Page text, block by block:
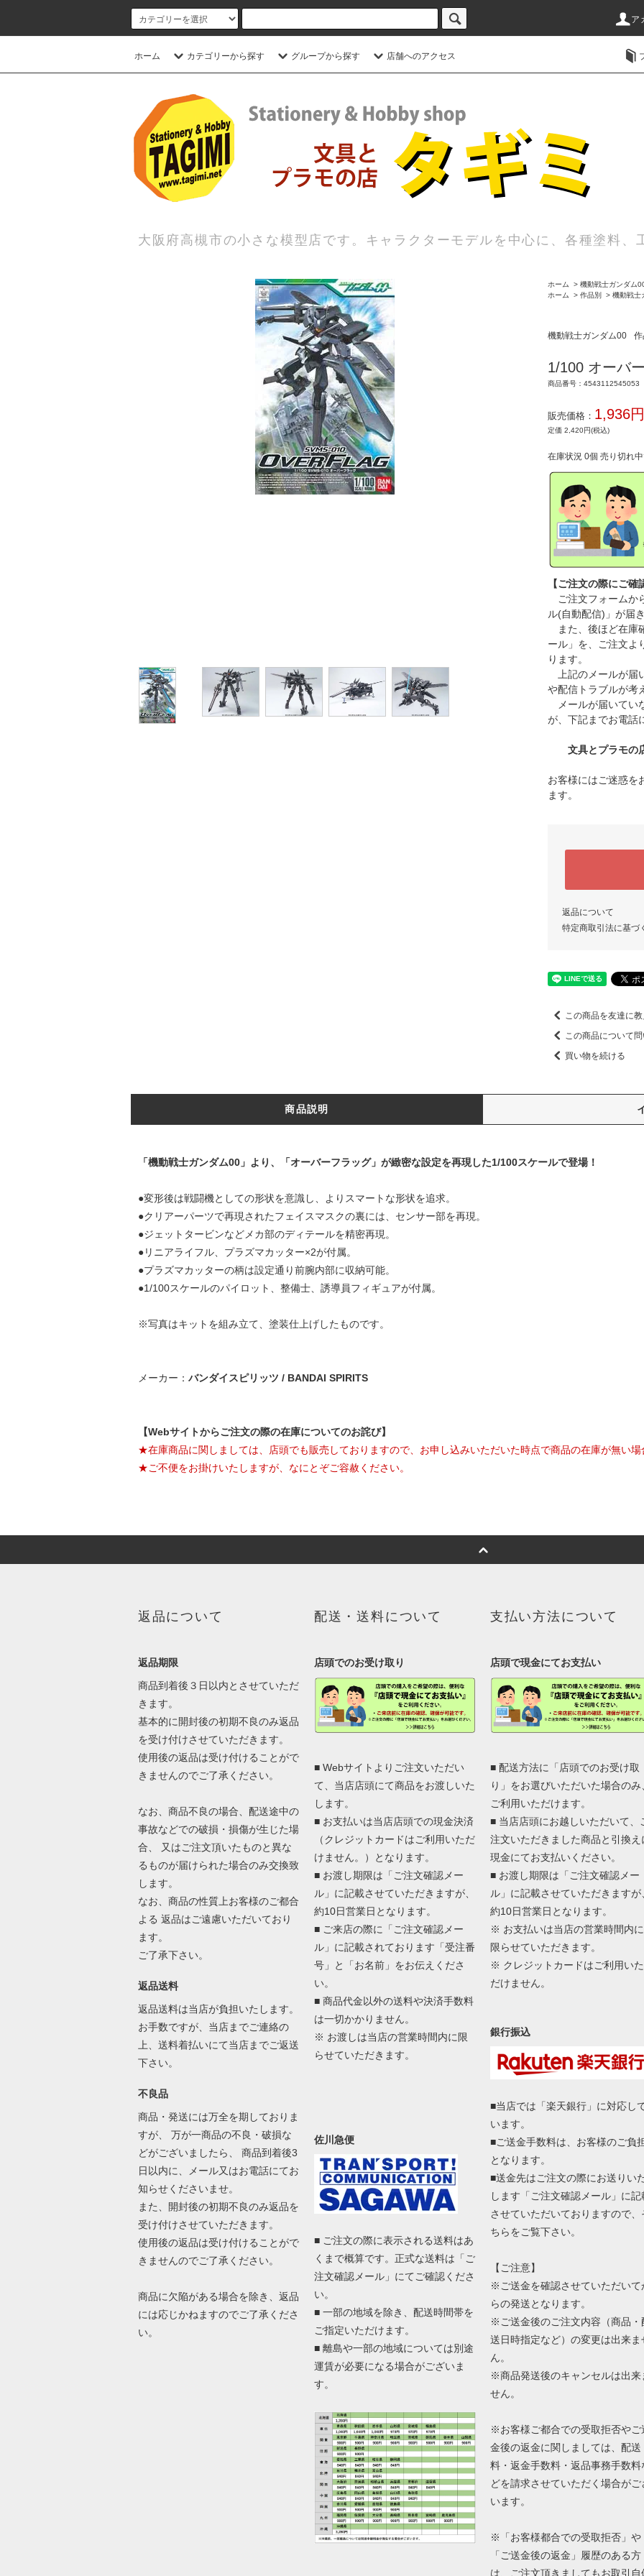
ア
ホーム カテゴリーから探す グループから探す 店舗へのアクセス
大阪府高槻市の小さな模型店です。キャラクターモデルを中心に、各種塗料、
ホーム > 機動戦士ガンダム
ホーム
> 作品別 > 機動戦士
機動戦士ガンダム00 作
1/100 オーバ
商品番号：4543112545053
販売価格： 1,936
定価 2,420円(税込)
在庫状況 0個 売り切れ
【ご注文の際にご確
ご注文フォームか
ル(自動配信)」が届き
また、後ほど在庫
ール」を、ご注文よ
ります。
上記のメールが届
や配信トラブルが考
メールが届いてい
が、下記までお電話
文具とプラモ
お客様にはご迷惑を
ます。
返品について
特定商取引法に基づ
この商品を友達に教
この商品について
買い物を続ける
商品説明
「機動戦士ガンダム00」より、「オーバーフラッグ」が緻密な設定を再現した1/100スケールで登場！
●変形後は戦闘機としての形状を意識し、よりスマートな形状を追求。
●クリアーパーツで再現されたフェイスマスクの裏には、センサー部を再現。
●ジェットタービンなどメカ部のディテールを精密再現。
●リニアライフル、プラズマカッター×2が付属。
●プラズマカッターの柄は設定通り前腕内部に収納可能。
●1/100スケールのパイロット、整備士、誘導員フィギュアが付属。
※写真はキットを組み立て、塗装仕上げしたものです。
メーカー： バンダイスピリッツ / BANDAI SPIRITS
【Webサイトからご注文の際の在庫についてのお詫び】
★在庫商品に関しましては、店頭でも販売しておりますので、お申し込みいただいた時点で商品の在庫が無い場
★ご不便をお掛けいたしますが、なにとぞご容赦ください。
返品について
返品期限
商品到着後３日以内とさせていただ
きます。
基本的に開封後の初期不良のみ返品
を受け付けさせていただきます。
使用後の返品は受け付けることがで
きませんのでご了承ください。
なお、商品不良の場合、配送途中の
事故などでの破損・損傷が生じた場
合、 又はご注文頂いたものと異な
るものが届けられた場合のみ交換致
します。
なお、商品の性質上お客様のご都合
よる 返品はご遠慮いただいており
ます。
ご了承下さい。
返品送料
返品送料は当店が負担いたします。
お手数ですが、当店までご連絡の
上、送料着払いにて当店までご返送
下さい。
不良品
商品・発送には万全を期しておりま
すが、 万が一商品の不良・破損な
どがございましたら、 商品到着後3
日以内に、メール又はお電話にてお
知らせくださいませ。
また、開封後の初期不良のみ返品を
受け付けさせていただきます。
使用後の返品は受け付けることがで
きませんのでご了承ください。
商品に欠陥がある場合を除き、返品
には応じかねますのでご了承くださ
い。
配送・送料について
店頭でのお受け取り
■ Webサイトよりご注文いただい
て、当店店頭にて商品をお渡しいた
します。
■ お支払いは当店店頭での現金決済
（クレジットカードはご利用いただ
けません。）となります。
■ お渡し期限は「ご注文確認メー
ル」に記載させていただきますが、
約10日営業日となります。
■ ご来店の際に「ご注文確認メー
ル」に記載されております「受注番
号」と「お名前」をお伝えくださ
い。
■ 商品代金以外の送料や決済手数料
は一切かかりません。
※ お渡しは当店の営業時間内に限
らせていただきます。
佐川急便
■ ご注文の際に表示される送料はあ
くまで概算です。正式な送料は「ご
注文確認メール」にてご確認くださ
い。
■ 一部の地域を除き、配送時間帯を
ご指定いただけます。
■ 離島や一部の地域については別途
運賃が必要になる場合がございま
す。
支払い方法について
店頭で現金にてお支払い
■ 配送方法に「店頭でのお受け取
り」をお選びいただいた場合のみ
ご利用いただけます。
■ 当店店頭にお越しいただいて、
注文いただきました商品と引換え
現金にてお支払いください。
■ お渡し期限は「ご注文確認メー
ル」に記載させていただきますが
約10日営業日となります。
※ お支払いは当店の営業時間内に
限らせていただきます。
※ クレジットカードはご利用いた
だけません。
銀行振込
■当店では「楽天銀行」に対応し
います。
■ご送金手数料は、お客様のご負
となります。
■送金先はご注文の際にお送りい
します「ご注文確認メール」に記
させていただいておりますので、
ちらをご覧下さい。
【ご注意】
※ご送金を確認させていただいて
らの発送となります。
※ご送金後のご注文内容（商品・
送日時指定など）の変更は出来ま
ん。
※商品発送後のキャンセルは出来
せん。
※お客様ご都合での受取拒否やご
金後の返金に関しましては、配送
料・返金手数料・返品事務手数料
どを請求させていただく場合がご
います。
※「お客様都合での受取拒否」や
「ご送金後の返金」履歴のある方
は、ご注文頂きましてもお取引自